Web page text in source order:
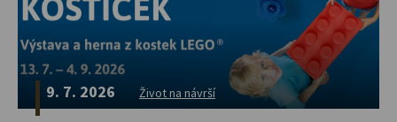
9. 7. 2026 Život na návrší